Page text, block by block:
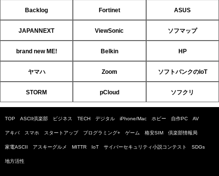
Backlog Fortinet ASUS
JAPANNEXT ViewSonic ソフマップ
brand new ME! Belkin HP
ヤマハ Zoom ソフトバンクのIoT
STORM pCloud ソフクリ
TOP ASCII倶楽部 ビジネス TECH デジタル iPhone/Mac ホビー 自作PC AV
アキバ スマホ スタートアップ プログラミング+ ゲーム 格安SIM 倶楽部情報局
家電ASCII アスキーグルメ MITTR IoT サイバーセキュリティ小説コンテスト SDGs
地方活性